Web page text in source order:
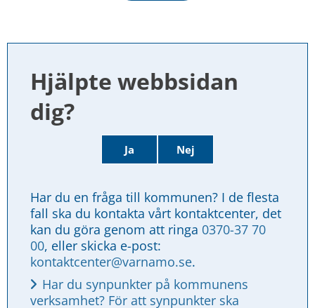
Hjälpte webbsidan
dig?
Ja Nej
Har du en fråga till kommunen? I de flesta
fall ska du kontakta vårt kontaktcenter, det
kan du göra genom att ringa 0370-37 70
00
kontaktcenter@varnamo.se.
Har du synpunkter på kommunens
verksamhet? För att synpunkter ska